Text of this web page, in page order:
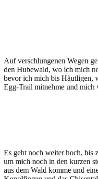
Auf verschlungenen Wegen
den Hubewald, wo ich mich
bevor ich mich bis Häutligen,
Egg-Trail mitnehme und
Es geht noch weiter hoch, bis
um mich noch in den kurzen
aus dem Wald komme und